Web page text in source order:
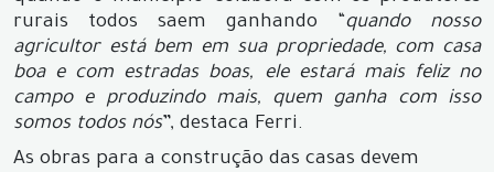
rurais todos saem ganhando “ quando nosso
agricultor está bem em sua propriedade, com casa
boa e com estradas boas, ele estará mais feliz no
campo e produzindo mais, quem ganha com isso
somos todos nós”, destaca Ferri.
As obras para a construção das casas devem